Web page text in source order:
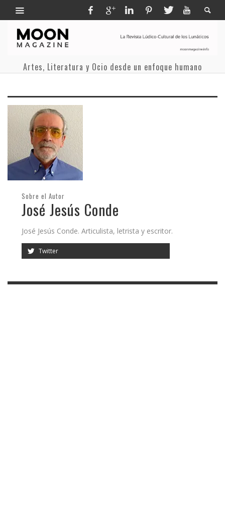
Artes, Literatura y Ocio desde un enfoque humano
Sobre el Autor
José Jesús Conde
José Jesús Conde. Articulista, letrista y escritor.
Twitter